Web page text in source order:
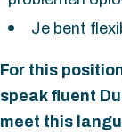
Je bent
For this
speak fluent
meet this